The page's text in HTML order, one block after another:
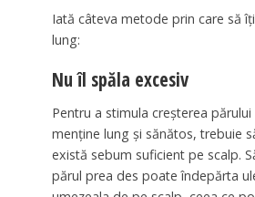
Iată câteva metode prin care să
lung:
Nu îl spăla excesiv
Pentru a stimula creșterea
menține lung și sănătos, trebuie
există sebum suficient pe scalp.
părul prea des poate îndepărta